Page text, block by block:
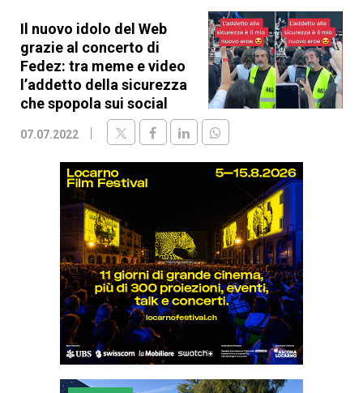
Il nuovo idolo del Web
grazie al concerto di
Fedez: tra meme e video
l’addetto della sicurezza
che spopola sui social
07.07.2022